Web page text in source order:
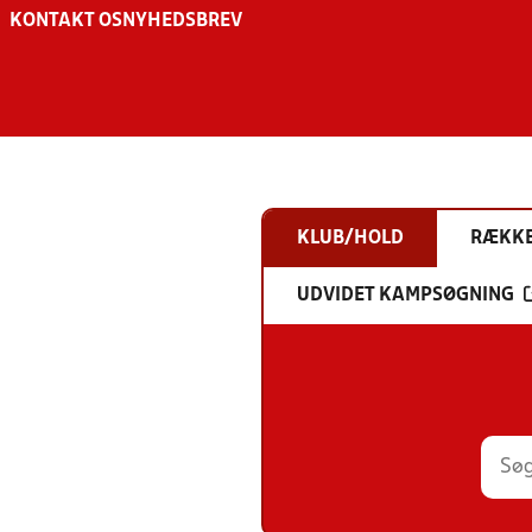
KONTAKT OS NYHEDSBREV
KLUB/HOLD
UDVIDET KAMPSØGNING